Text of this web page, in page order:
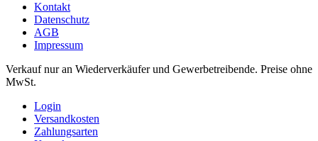
Kontakt
Datenschutz
AGB
Impressum
Verkauf nur an Wiederverkäufer und Gewerbetreibende. Preise ohne
MwSt.
Login
Versandkosten
Zahlungsarten